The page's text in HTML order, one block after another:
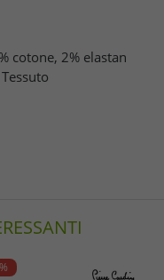
cotone, 2% elastan